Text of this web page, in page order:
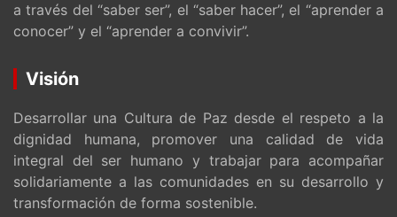
a través del “saber ser”, el “saber hacer”, el “aprender a
conocer” y el “aprender a convivir”.
Visión
Desarrollar una Cultura de Paz desde el respeto a la
dignidad humana, promover una calidad de vida
integral del ser humano y trabajar para acompañar
solidariamente a las comunidades en su desarrollo y
transformación de forma sostenible.